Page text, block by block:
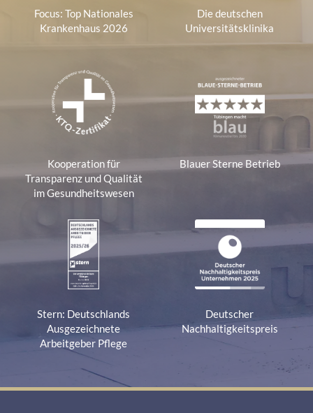
Focus: Top Nationales
Krankenhaus 2026
Die deutschen
Universitätsklinika
Kooperation für
Transparenz und Qualität
im Gesundheitswesen
Blauer Sterne Betrieb
Stern: Deutschlands
Ausgezeichnete
Arbeitgeber Pflege
Deutscher
Nachhaltigkeitspreis